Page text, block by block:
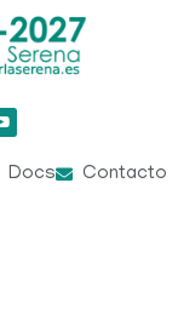
Docs Contacto